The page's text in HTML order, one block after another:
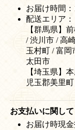
お届け時間
配送エリア：
【群馬県】
/ 渋川市 / 高
玉村町 / 富岡
太田市
【埼玉県】
児玉郡美里町
お支払いに関して
お届け時現